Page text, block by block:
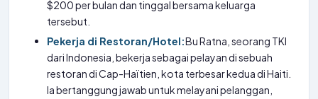
$200 per bulan dan tinggal bersama keluarga
tersebut.
Pekerja di Restoran/Hotel:Bu Ratna, seorang TKI
dari Indonesia, bekerja sebagai pelayan di sebuah
restoran di Cap-Haïtien, kota terbesar kedua di Haiti.
Ia bertanggung jawab untuk melayani pelanggan,